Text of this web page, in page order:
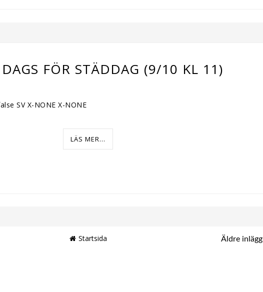
FÖR STÄDDAG (9/10 KL 11)
SV X-NONE X-NONE
LÄS MER...
Äldre inlägg
Startsida